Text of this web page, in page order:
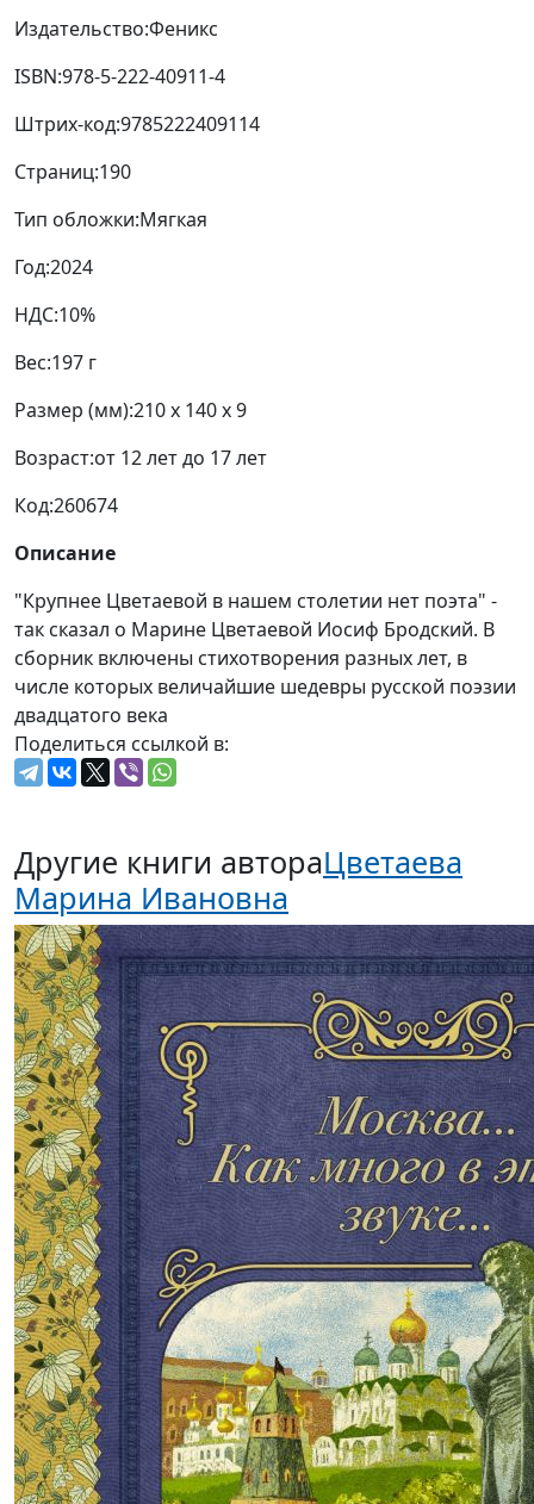
Издательство:Феникс
ISBN:978-5-222-40911-4
Штрих-код:9785222409114
Страниц:190
Тип обложки:Мягкая
Год:2024
НДС:10%
Вес:197 г
Размер (мм):210 x 140 x 9
Возраст:от 12 лет до 17 лет
Код:260674
Описание
"Крупнее Цветаевой в нашем столетии нет поэта" -
так сказал о Марине Цветаевой Иосиф Бродский. В
сборник включены стихотворения разных лет, в
числе которых величайшие шедевры русской поэзии
двадцатого века
Поделиться ссылкой в:
Другие книги автораЦветаева
Марина Ивановна